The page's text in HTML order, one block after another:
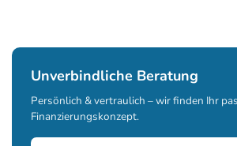
Unverbindliche Beratung
Persönlich & vertraulich – wir finden Ihr
Finanzierungskonzept.